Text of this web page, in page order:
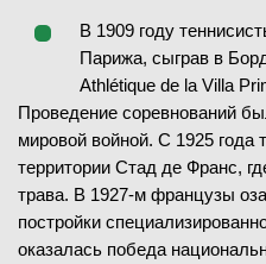
ЗАВЕРШЁН
Франсиско
Лучано Дардери(18)
1-й сет
2-й сет
3-й сет
4-й сет
Диана Парри (55)
1-й сет
2-й сет
В 1909 году
Парижа, сыграв в
Athlétique de la Villa
Проведение соревнований
мировой войной. С 1925 года
территории Стад де Франс,
трава. В 1927-м французы
постройки
оказалась победа